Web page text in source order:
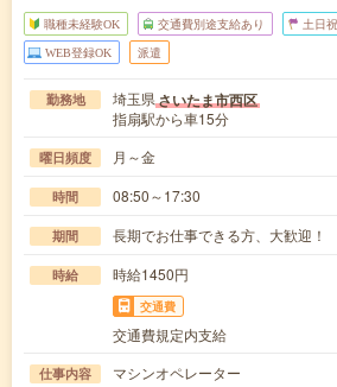
職種未経験OK 交通費別途支給あり 土日
WEB登録OK 派遣
勤務地 埼玉県さいたま市西区
指扇駅から車15分
曜日頻度 月～金
時間 08:50～17:30
期間 長期でお仕事できる方、大歓迎！
時給 時給1450円
交通費
交通費規定内支給
仕事内容
マシンオペレーター